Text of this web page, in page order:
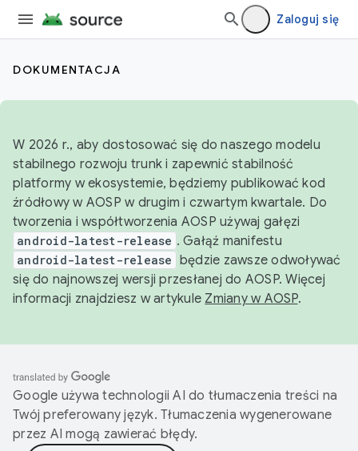
Zaloguj się
DOKUMENTACJA
W 2026 r., aby dostosować się do naszego modelu
stabilnego rozwoju trunk i zapewnić stabilność
platformy w ekosystemie, będziemy publikować kod
źródłowy w AOSP w drugim i czwartym kwartale. Do
tworzenia i współtworzenia AOSP używaj gałęzi
android-latest-release . Gałąź manifestu
android-latest-release będzie zawsze odwoływać
się do najnowszej wersji przesłanej do AOSP. Więcej
informacji znajdziesz w artykule Zmiany w AOSP.
Google używa technologii AI do tłumaczenia treści na
Twój preferowany język. Tłumaczenia wygenerowane
przez AI mogą zawierać błędy.